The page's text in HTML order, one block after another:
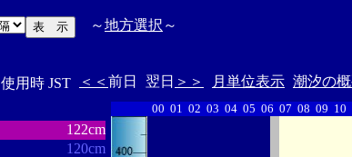
～地方選択 ～
使用時 JST ＜＜ 前日 翌日 ＞＞ 月単位表示 潮汐の
122cm
120cm
00 01 02 03 04 05 06 07 08 09 10